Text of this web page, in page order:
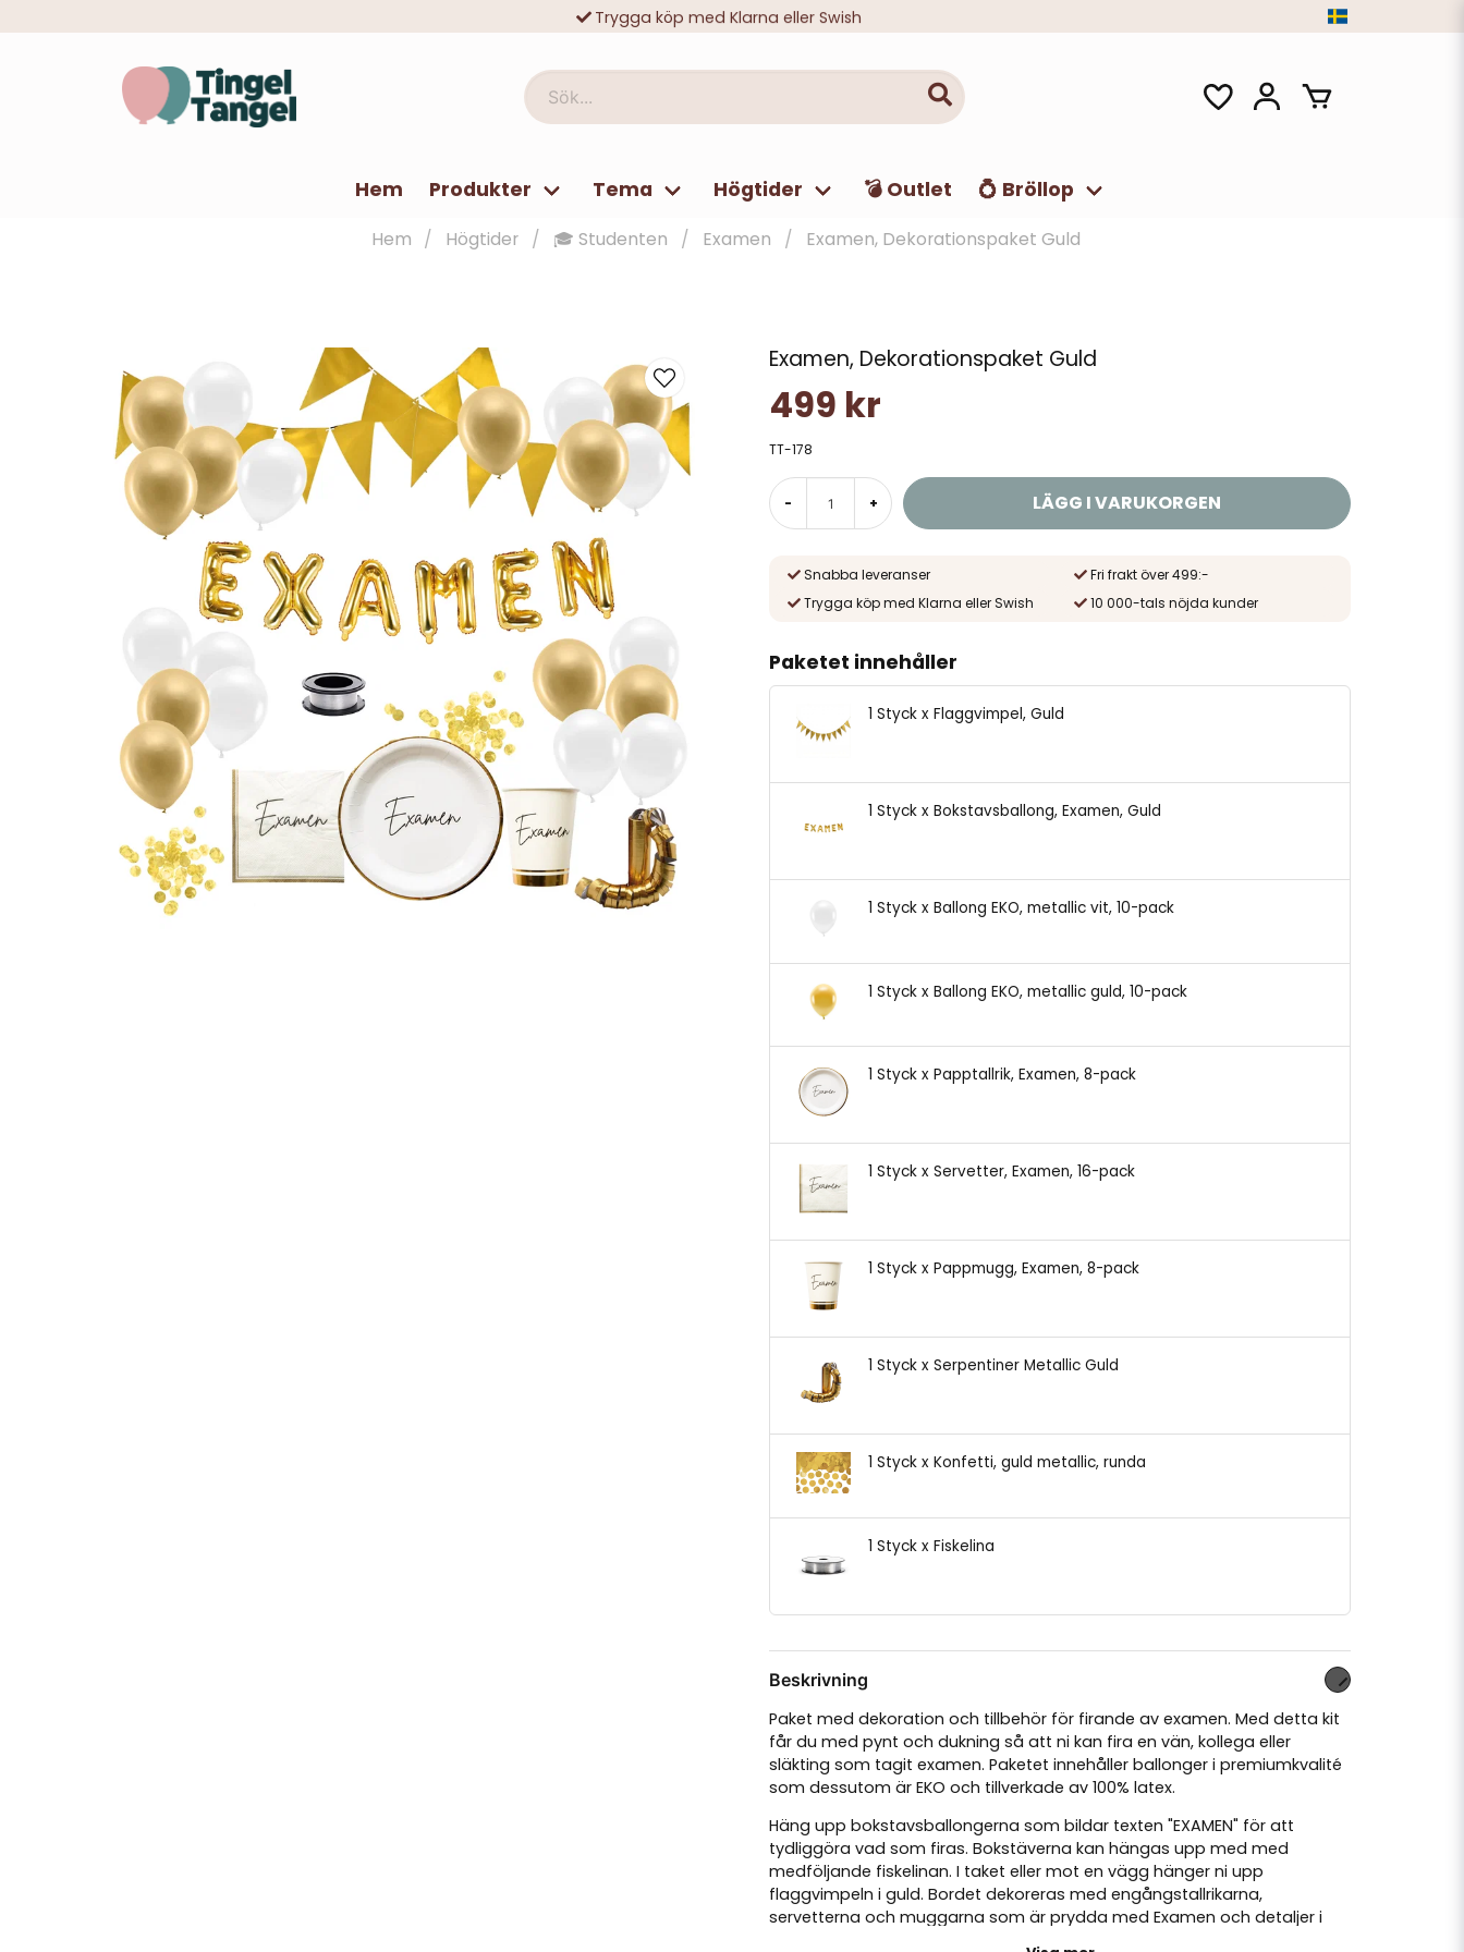
Trygga köp med Klarna eller Swish
Sök...
Hem Produkter Tema Högtider 💣 Outlet 💍 Bröllop
Hem Högtider 🎓 Studenten Examen Examen, Dekorationspaket Guld
Examen, Dekorationspaket Guld
499 kr
TT-178
- + LÄGG I VARUKORGEN
Snabba leveranser
Fri frakt över 499:-
Trygga köp med Klarna eller Swish
10 000-tals nöjda kunder
Paketet innehåller
1 Styck x Flaggvimpel, Guld
1 Styck x Bokstavsballong, Examen, Guld
1 Styck x Ballong EKO, metallic vit, 10-pack
1 Styck x Ballong EKO, metallic guld, 10-pack
1 Styck x Papptallrik, Examen, 8-pack
1 Styck x Servetter, Examen, 16-pack
1 Styck x Pappmugg, Examen, 8-pack
1 Styck x Serpentiner Metallic Guld
1 Styck x Konfetti, guld metallic, runda
1 Styck x Fiskelina
Beskrivning
Paket med dekoration och tillbehör för firande av examen. Med detta kit
får du med pynt och dukning så att ni kan fira en vän, kollega eller
släkting som tagit examen. Paketet innehåller ballonger i premiumkvalité
som dessutom är EKO och tillverkade av 100% latex.
Häng upp bokstavsballongerna som bildar texten "EXAMEN" för att
tydliggöra vad som firas. Bokstäverna kan hängas upp med med
medföljande fiskelinan. I taket eller mot en vägg hänger ni upp
flaggvimpeln i guld. Bordet dekoreras med engångstallrikarna,
servetterna och muggarna som är prydda med Examen och detaljer i